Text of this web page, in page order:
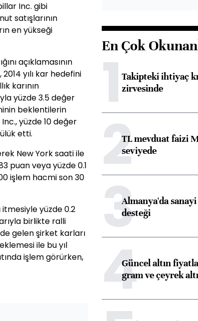
Inc. gibi
satışlarının
en yükseği
açıklamasının
yılı kar hedefini
karının
yüzde 3.5 değer
beklentilerin
yüzde 10 değer
etti.
New York saati ile
puan veya yüzde 0.1
işlem hacmi son 30
itmesiyle yüzde 0.2
birlikte ralli
gelen şirket karları
ile bu yıl
işlem görürken,
En Çok
1Takipteki ihtiyaç
zirvesinde
2TL mevduat faizi
seviyede
3Almanya'da
desteği
4Güncel altın
gram ve çeyrek